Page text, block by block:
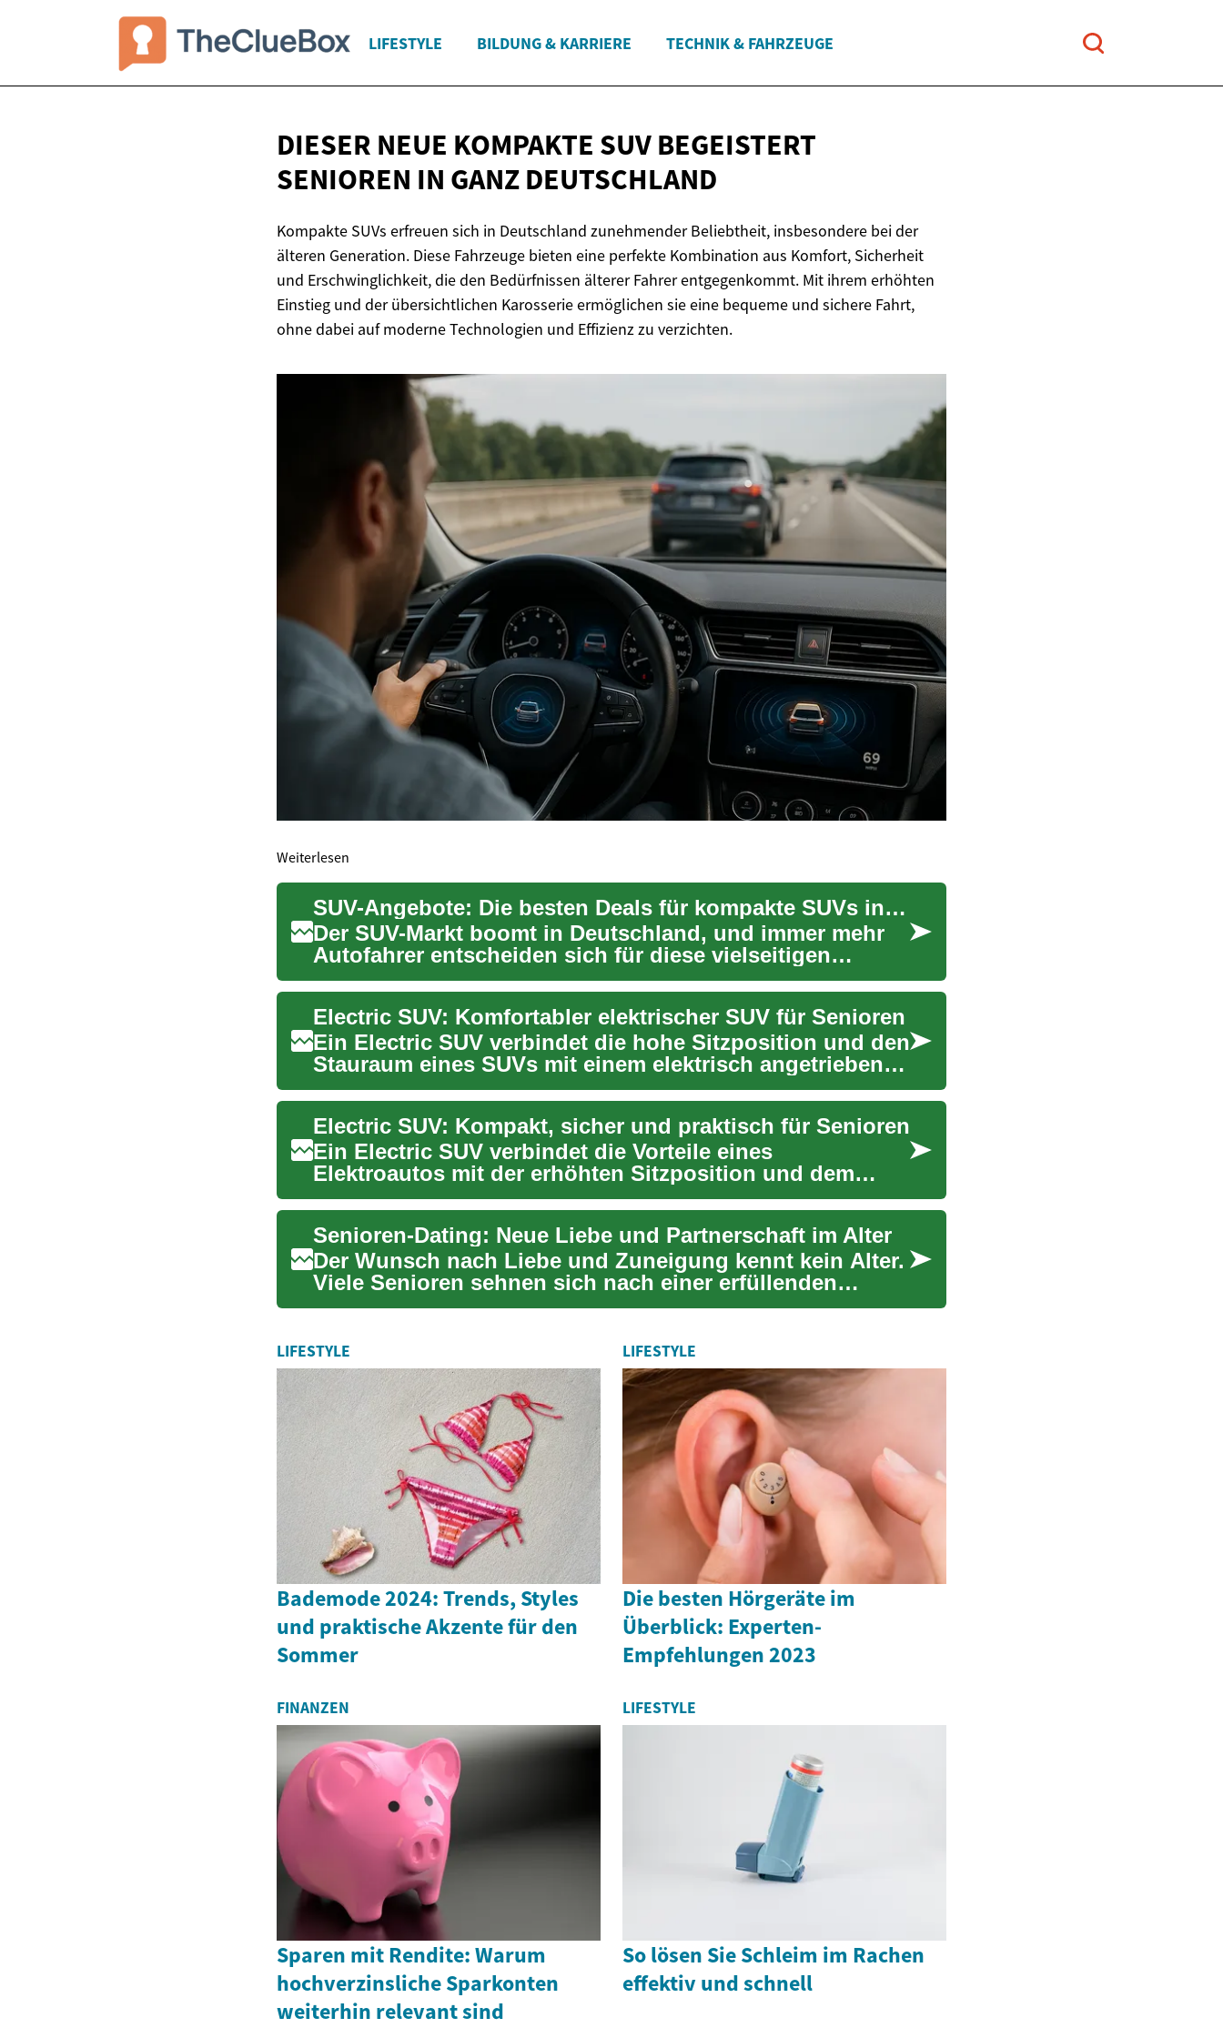
LIFESTYLE BILDUNG & KARRIERE TECHNIK & FAHRZEUGE
DIESER NEUE KOMPAKTE SUV BEGEISTERT
SENIOREN IN GANZ DEUTSCHLAND
Kompakte SUVs erfreuen sich in Deutschland zunehmender Beliebtheit, insbesondere bei der
älteren Generation. Diese Fahrzeuge bieten eine perfekte Kombination aus Komfort, Sicherheit
und Erschwinglichkeit, die den Bedürfnissen älterer Fahrer entgegenkommt. Mit ihrem erhöhten
Einstieg und der übersichtlichen Karosserie ermöglichen sie eine bequeme und sichere Fahrt,
ohne dabei auf moderne Technologien und Effizienz zu verzichten.
Weiterlesen
SUV-Angebote: Die besten Deals für kompakte SUVs in Deutschland
Der SUV-Markt boomt in Deutschland, und immer mehr
Autofahrer entscheiden sich für diese vielseitigen
Fahrzeuge. Beso...
Electric SUV: Komfortabler elektrischer SUV für Senioren
Ein Electric SUV verbindet die hohe Sitzposition und den
Stauraum eines SUVs mit einem elektrisch angetriebenen
motor...
Electric SUV: Kompakt, sicher und praktisch für Senioren
Ein Electric SUV verbindet die Vorteile eines
Elektroautos mit der erhöhten Sitzposition und dem
Raumangebot eines SU...
Senioren-Dating: Neue Liebe und Partnerschaft im Alter
Der Wunsch nach Liebe und Zuneigung kennt kein Alter.
Viele Senioren sehnen sich nach einer erfüllenden
Partnerschaft...
LIFESTYLE
Bademode 2024: Trends, Styles
und praktische Akzente für den
Sommer
LIFESTYLE
Die besten Hörgeräte im
Überblick: Experten-
Empfehlungen 2023
FINANZEN
Sparen mit Rendite: Warum
hochverzinsliche Sparkonten
weiterhin relevant sind
LIFESTYLE
So lösen Sie Schleim im Rachen
effektiv und schnell